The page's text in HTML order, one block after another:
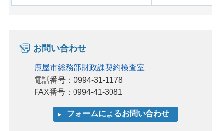
お問い合わせ
鹿屋市総務部財政課契約検査室
電話番号：0994-31-1178
FAX番号：0994-41-3081